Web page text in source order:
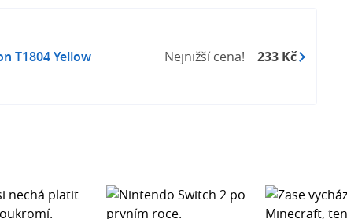
T1804 Yellow Nejnižší cena! 233 Kč